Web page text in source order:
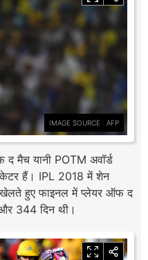
IMAGE SOURCE : AFP
मैच यानी POTM अवॉर्ड
हैं। IPL 2018 में शेन
हुए फाइनल में प्लेयर ऑफ द
344 दिन थी।